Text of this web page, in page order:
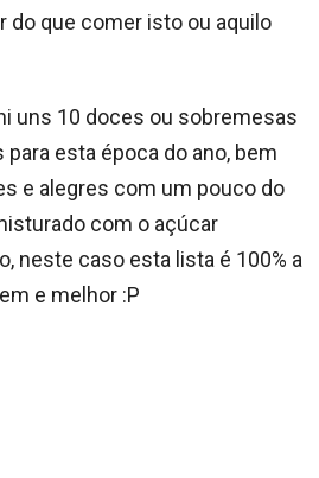
do que comer isto ou aquilo
uns 10 doces ou sobremesas
esta época do ano, bem
e alegres com um pouco do
com o açúcar
neste caso esta lista é 100% a
e melhor :P